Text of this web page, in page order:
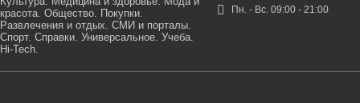
красота. Общество. Покупки.
Развлечения и отдых. СМИ и порталы.
Спорт. Справки. Универсальное. Учеба.
Hi-Tech.
Пн. - Вс. 09:00 - 21:00